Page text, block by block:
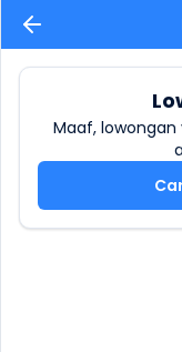
Maaf,